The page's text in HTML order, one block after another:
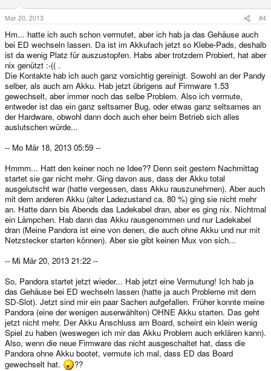
Mar 20, 2013 #4
Hm... hatte ich auch schon vermutet, aber ich hab ja das Gehäuse auch
bei ED wechseln lassen. Da ist im Akkufach jetzt so Klebe-Pads, deshalb
ist da wenig Platz für auszustopfen. Habs aber trotzdem Probiert, hat aber
nix genützt :-(( .
Die Kontakte hab ich auch ganz vorsichtig gereinigt. Sowohl an der Pandy
selber, als auch am Akku. Hab jetzt übrigens auf Firmware 1.53
gewechselt, aber immer noch das selbe Problem. Also ich vermute,
entweder ist das ein ganz seltsamer Bug, oder etwas ganz seltsames an
der Hardware, obwohl dann doch auch eher beim Betrieb sich alles
auslutschen würde...
-- Mo Mär 18, 2013 05:59 --
Hmmm... Hatt den keiner noch ne Idee?? Denn seit gestern Nachmittag
startet sie gar nicht mehr. Ging davon aus, dass der Akku total
ausgelutscht war (hatte vergessen, dass Akku rauszunehmen). Aber auch
mit dem anderen Akku (alter Ladezustand ca. 80 %) ging sie nicht mehr
an. Hatte dann bis Abends das Ladekabel dran, aber es ging nix. Nichtmal
ein Lämpchen. Hab dann das Akku rausgenommen und nur Ladekabel
dran (Meine Pandora ist eine von denen, die auch ohne Akku und nur mit
Netzstecker starten können). Aber sie gibt keinen Mux von sich...
-- Mi Mär 20, 2013 21:22 --
So, Pandora startet jetzt wieder... Hab jetzt eine Vermutung! Ich hab ja
das Gehäuse bei ED wechseln lassen (hatte ja auch Probleme mit dem
SD-Slot). Jetzt sind mir ein paar Sachen aufgefallen. Früher konnte meine
Pandora (eine der wenigen auserwählten) OHNE Akku starten. Das geht
jetzt nicht mehr. Der Akku Anschluss am Board, scheint ein klein wenig
Spiel zu haben (weswegen ich mir das Akku Problem auch erklären kann).
Also, wenn die neue Firmware das nicht ausgeschaltet hat, dass die
Pandora ohne Akku bootet, vermute ich mal, dass ED das Board
gewechselt hat.
??